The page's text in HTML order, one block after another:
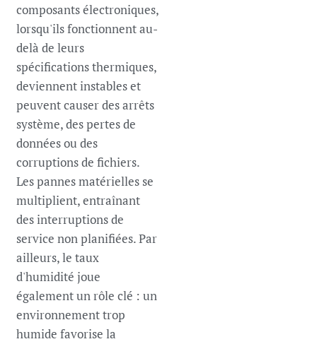
composants électroniques,
lorsqu'ils fonctionnent au-
delà de leurs
spécifications thermiques,
deviennent instables et
peuvent causer des arrêts
système, des pertes de
données ou des
corruptions de fichiers.
Les pannes matérielles se
multiplient, entraînant
des interruptions de
service non planifiées. Par
ailleurs, le taux
d'humidité joue
également un rôle clé : un
environnement trop
humide favorise la